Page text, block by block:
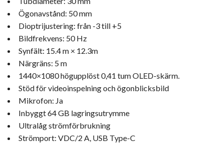
Ögonavstånd: 50 mm
Dioptrijustering: från -3 till +5
Bildfrekvens: 50 Hz
Synfält: 15.4 m × 12.3m
Närgräns: 5 m
1440×1080 högupplöst 0,41 tum OLED-skärm.
Stöd för videoinspelning och ögonblicksbild
Mikrofon: Ja
Inbyggt 64 GB lagringsutrymme
Ultralåg strömförbrukning
Strömport: VDC/2 A, USB Type-C